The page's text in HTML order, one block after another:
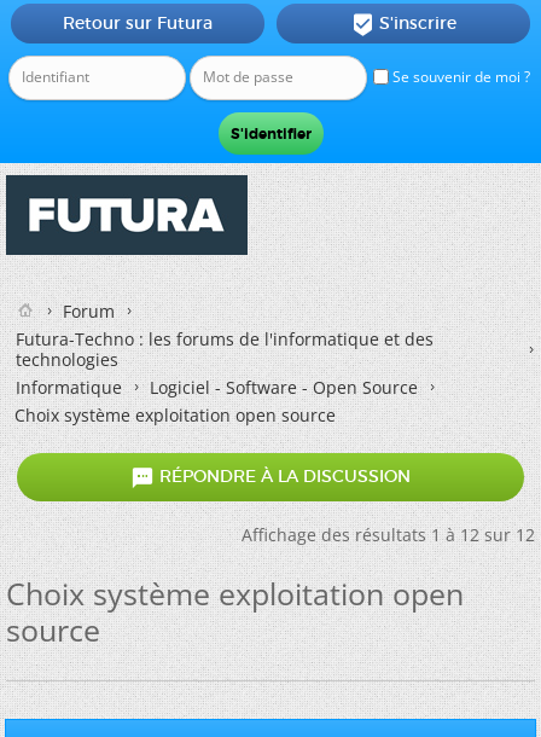
Se souvenir de moi ?
Retour sur Futura  S'inscrire
Forum
Futura-Techno : les forums de l'informatique et des
technologies
Informatique
Logiciel - Software - Open Source
Choix système exploitation open source
 RÉPONDRE À LA DISCUSSION
Affichage des résultats 1 à 12 sur 12
Choix système exploitation open
source